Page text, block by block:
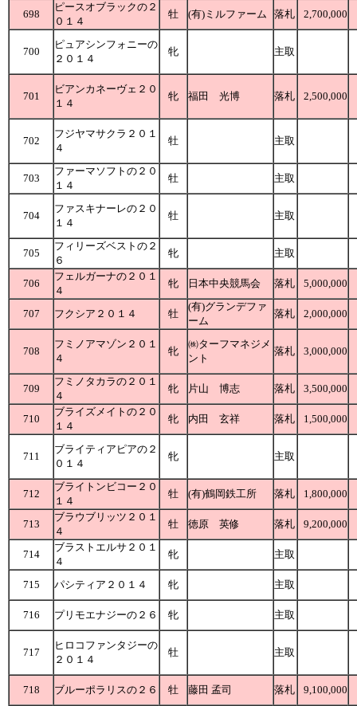
698
ピースオブラックの２
０１４
牡 (有)ミルファーム 落札 2,700,000
700
ピュアシンフォニーの
２０１４
牝 主取
701
ビアンカネーヴェ２０
１４
牝 福田 光博 落札 2,500,000
702
フジヤマサクラ２０１
４
牡 主取
703
ファーマソフトの２０
１４
牡 主取
704
ファスキナーレの２０
１４
牡 主取
705
フィリーズベストの２
６
牝 主取
706
フェルガーナの２０１
４
牝 日本中央競馬会 落札 5,000,000
707 フクシア２０１４ 牡
(有)グランデファ
ーム
落札 2,000,000
708
フミノアマゾン２０１
４
牝
㈱ターフマネジメ
ント
落札 3,000,000
709
フミノタカラの２０１
４
牝 片山 博志 落札 3,500,000
710
ブライズメイトの２０
１４
牝 内田 玄祥 落札 1,500,000
711
ブライティアピアの２
０１４
牝 主取
712
ブライトンビコー２０
１４
牡 (有)鶴岡鉄工所 落札 1,800,000
713
ブラウブリッツ２０１
４
牡 徳原 英修 落札 9,200,000
714
ブラストエルサ２０１
４
牝 主取
715 パシティア２０１４ 牝 主取
716 プリモエナジーの２６ 牝 主取
717
ヒロコファンタジーの
２０１４
牡 主取
718 ブルーポラリスの２６ 牡 藤田 孟司 落札 9,100,000